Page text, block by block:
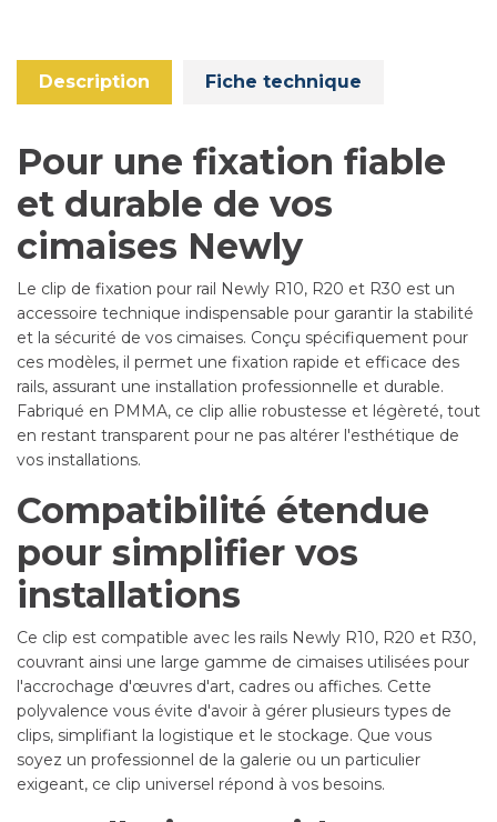
Description Fiche technique
Pour une fixation fiable
et durable de vos
cimaises Newly
Le clip de fixation pour rail Newly R10, R20 et R30 est un
accessoire technique indispensable pour garantir la stabilité
et la sécurité de vos cimaises. Conçu spécifiquement pour
ces modèles, il permet une fixation rapide et efficace des
rails, assurant une installation professionnelle et durable.
Fabriqué en PMMA, ce clip allie robustesse et légèreté, tout
en restant transparent pour ne pas altérer l'esthétique de
vos installations.
Compatibilité étendue
pour simplifier vos
installations
Ce clip est compatible avec les rails Newly R10, R20 et R30,
couvrant ainsi une large gamme de cimaises utilisées pour
l'accrochage d'œuvres d'art, cadres ou affiches. Cette
polyvalence vous évite d'avoir à gérer plusieurs types de
clips, simplifiant la logistique et le stockage. Que vous
soyez un professionnel de la galerie ou un particulier
exigeant, ce clip universel répond à vos besoins.